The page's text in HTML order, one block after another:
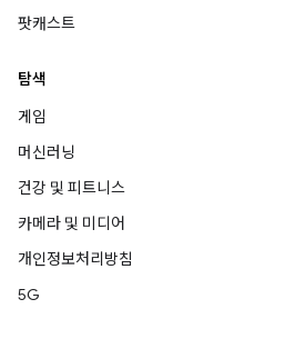
팟캐스트
탐색
게임
머신러닝
건강 및 피트니스
카메라 및 미디어
개인정보처리방침
5G